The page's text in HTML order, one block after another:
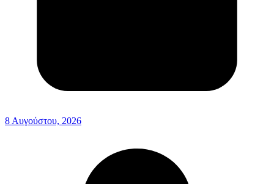
8 Αυγούστου, 2026